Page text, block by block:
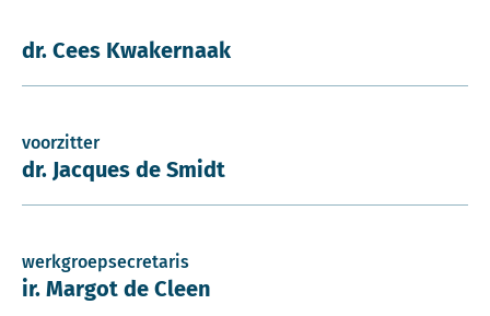
dr. Cees Kwakernaak
voorzitter
dr. Jacques de Smidt
werkgroepsecretaris
ir. Margot de Cleen